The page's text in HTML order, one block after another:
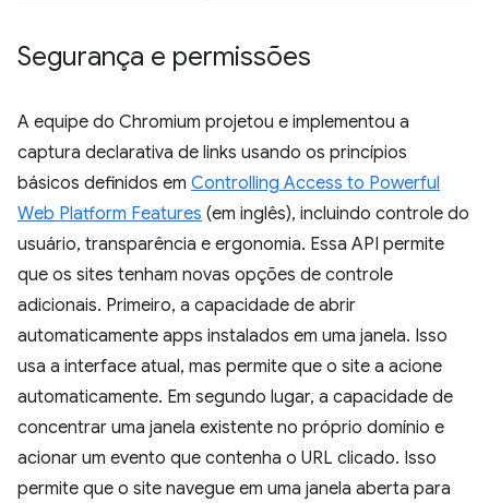
Segurança e permissões
A equipe do Chromium projetou e implementou a
captura declarativa de links usando os princípios
básicos definidos em Controlling Access to Powerful
Web Platform Features (em inglês), incluindo controle do
usuário, transparência e ergonomia. Essa API permite
que os sites tenham novas opções de controle
adicionais. Primeiro, a capacidade de abrir
automaticamente apps instalados em uma janela. Isso
usa a interface atual, mas permite que o site a acione
automaticamente. Em segundo lugar, a capacidade de
concentrar uma janela existente no próprio domínio e
acionar um evento que contenha o URL clicado. Isso
permite que o site navegue em uma janela aberta para